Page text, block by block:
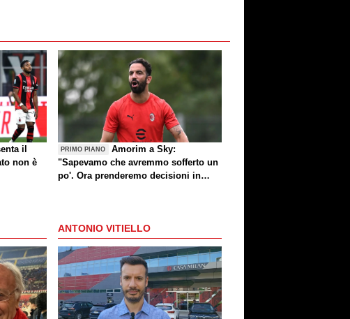
il
non è
PRIMO PIANO
Amorim a Sky:
"Sapevamo che avremmo sofferto un
po'. Ora prenderemo decisioni in
ANTONIO VITIELLO